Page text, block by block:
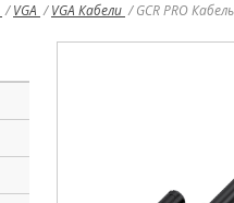
/ VGA / VGA Кабели / GCR PRO